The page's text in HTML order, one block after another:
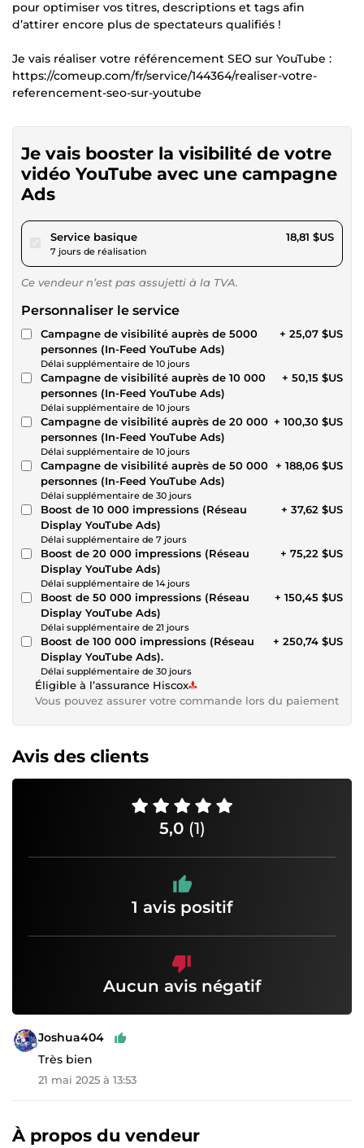
pour optimiser vos titres, descriptions et tags afin
d’attirer encore plus de spectateurs qualifiés !
Je vais réaliser votre référencement SEO sur YouTube :
https://comeup.com/fr/service/144364/realiser-votre-
referencement-seo-sur-youtube
Je vais booster la visibilité de votre
vidéo YouTube avec une campagne
Ads
Service basiquepour 17,33 $US
7 jours de réalisation
18,81 $US
Ce vendeur n’est pas assujetti à la TVA.
Personnaliser le service
Campagne de visibilité auprès de 5000
personnes (In-Feed YouTube Ads)
Délai supplémentaire de 10 jours
+ 25,07 $US
Campagne de visibilité auprès de 10 000
personnes (In-Feed YouTube Ads)
Délai supplémentaire de 10 jours
+ 50,15 $US
Campagne de visibilité auprès de 20 000
personnes (In-Feed YouTube Ads)
Délai supplémentaire de 10 jours
+ 100,30 $US
Campagne de visibilité auprès de 50 000
personnes (In-Feed YouTube Ads)
Délai supplémentaire de 30 jours
+ 188,06 $US
Boost de 10 000 impressions (Réseau
Display YouTube Ads)
Délai supplémentaire de 7 jours
+ 37,62 $US
Boost de 20 000 impressions (Réseau
Display YouTube Ads)
Délai supplémentaire de 14 jours
+ 75,22 $US
Boost de 50 000 impressions (Réseau
Display YouTube Ads)
Délai supplémentaire de 21 jours
+ 150,45 $US
Boost de 100 000 impressions (Réseau
Display YouTube Ads).
Délai supplémentaire de 30 jours
+ 250,74 $US
Éligible à l’assurance Hiscox
Vous pouvez assurer votre commande lors du paiement
Avis des clients
5,0 (1)
1 avis positif
Aucun avis négatif
Joshua404
Très bien
21 mai 2025 à 13:53
À propos du vendeur